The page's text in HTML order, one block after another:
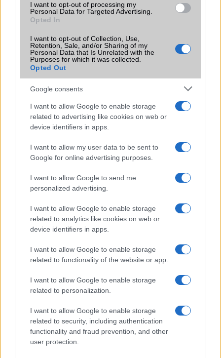
I want to opt-out of processing my
Personal Data for Targeted Advertising.
Opted In
I want to opt-out of Collection, Use,
Retention, Sale, and/or Sharing of my
Personal Data that Is Unrelated with the
Purposes for which it was collected.
Opted Out
Google consents
I want to allow Google to enable storage
related to advertising like cookies on web or
device identifiers in apps.
I want to allow my user data to be sent to
Google for online advertising purposes.
I want to allow Google to send me
personalized advertising.
I want to allow Google to enable storage
related to analytics like cookies on web or
device identifiers in apps.
I want to allow Google to enable storage
related to functionality of the website or app.
I want to allow Google to enable storage
related to personalization.
I want to allow Google to enable storage
related to security, including authentication
functionality and fraud prevention, and other
user protection.
KAPCSOLÓDÓ HÍREK
SE 4-ről
Az Apple iPhone SE 4 60 százalékkal nagyobb
akkumulátorral érkezhet
Az iPhone SE 4 dizájnja az iPhone 14-en alapul
Az Apple iPhone SE 4 499 dollárról indulhat OLED
kijelzővel és 48 MP-es kamerával
Az Apple az iPhone 16-tal együtt mutatja be az iPhone SE
Állítólagos iPhone SE 4 tok erősíti meg, amit eddig is
tudtunk
iPhone SE 4: Új kiszivárgott videó mutatja meg tisztán az
Az iPhone SE 4 gyengébb mobilhálózati lefedettséget kap,
További hírek
LEGOLVASOTTABBAK